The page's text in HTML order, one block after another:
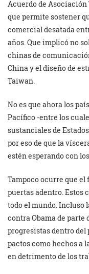
Acuerdo de
que permite sostener
comercial desatada
años. Que implicó no
chinas de
China y el diseño de
Taiwan.
No es que ahora los
Pacífico -entre los
sustanciales de
por eso de que la
estén esperando con
Tampoco ocurre que
puertas adentro. Estos
todo el mundo. Incluso
contra Obama de parte
progresistas dentro del
pactos como hechos a
en detrimento de los